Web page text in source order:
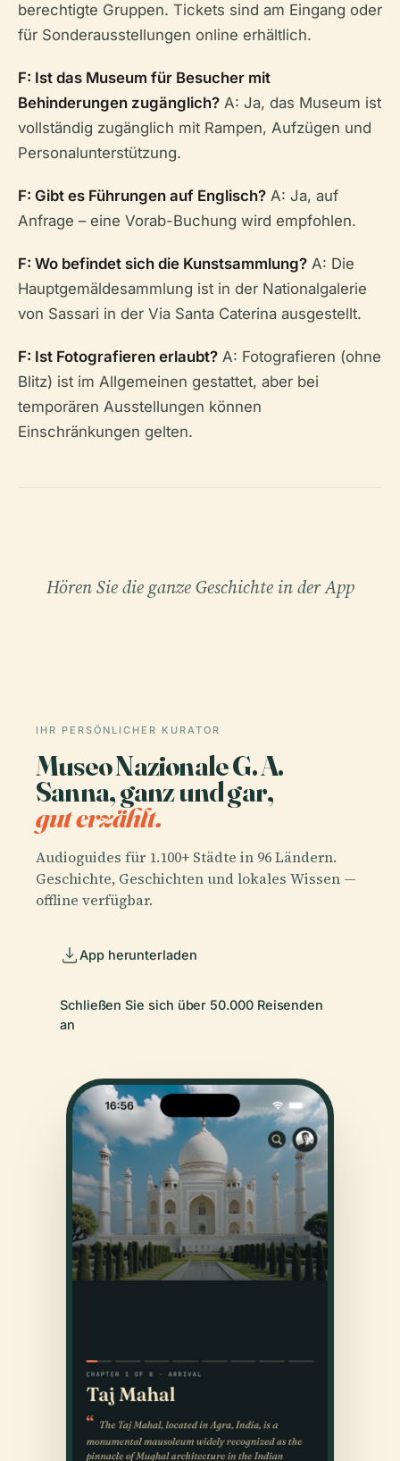
berechtigte Gruppen. Tickets sind am Eingang oder
für Sonderausstellungen online erhältlich.
F: Ist das Museum für Besucher mit
Behinderungen zugänglich? A: Ja, das Museum ist
vollständig zugänglich mit Rampen, Aufzügen und
Personalunterstützung.
F: Gibt es Führungen auf Englisch? A: Ja, auf
Anfrage – eine Vorab-Buchung wird empfohlen.
F: Wo befindet sich die Kunstsammlung? A: Die
Hauptgemäldesammlung ist in der Nationalgalerie
von Sassari in der Via Santa Caterina ausgestellt.
F: Ist Fotografieren erlaubt? A: Fotografieren (ohne
Blitz) ist im Allgemeinen gestattet, aber bei
temporären Ausstellungen können
Einschränkungen gelten.
Hören Sie die ganze Geschichte in der App
IHR PERSÖNLICHER KURATOR
Museo Nazionale G. A.
Sanna, ganz und gar,
gut erzählt.
Audioguides für 1.100+ Städte in 96 Ländern.
Geschichte, Geschichten und lokales Wissen —
offline verfügbar.
App herunterladen
Schließen Sie sich über 50.000 Reisenden
an